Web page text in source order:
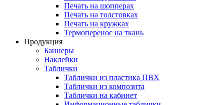
Печать на шопперах
Печать на толстовках
Печать на кружках
Термоперенос на ткань
Продукция
Баннеры
Наклейки
Таблички
Таблички из пластика ПВХ
Таблички из композита
Таблички на кабинет